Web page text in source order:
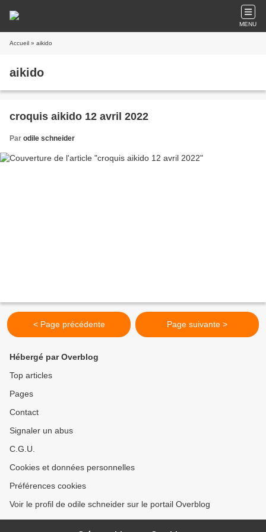
MENU
Accueil » aikido
aikido
croquis aikido 12 avril 2022
Par odile schneider
< Page précédente Page suivante >
Hébergé par Overblog
Top articles
Pages
Contact
Signaler un abus
C.G.U.
Cookies et données personnelles
Préférences cookies
Voir le profil de odile schneider sur le portail Overblog